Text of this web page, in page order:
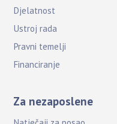
Djelatnost
Ustroj rada
Pravni temelji
Financiranje
Za nezaposlene